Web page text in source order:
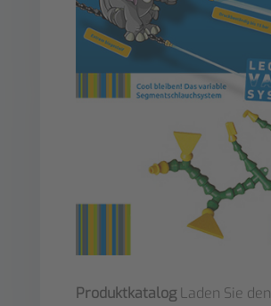
ProduktkatalogLaden Sie den